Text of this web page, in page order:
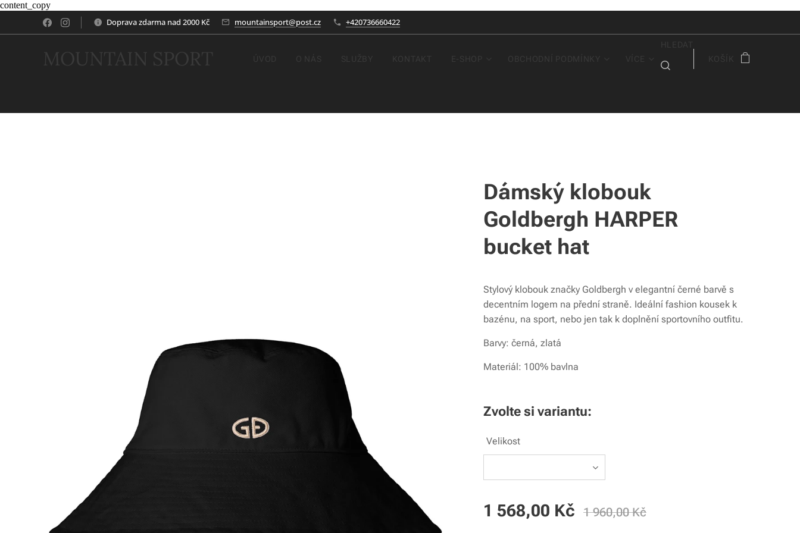
content_copy
Doprava zdarma nad 2000 Kč mountainsport@post.cz +420736660422
MOUNTAIN SPORT O NÁS KONTAKT
HLEDAT
Dámský klobouk
Goldbergh HARPER
bucket hat
Stylový klobouk značky Goldbergh v elegantní černé barvě s
decentním logem na přední straně. Ideální fashion kousek k
bazénu, na sport, nebo jen tak k doplnění sportovního outfitu.
Barvy: černá, zlatá
Materiál: 100% bavlna
Zvolte si variantu:
Velikost
1 568,00 Kč 1 960,00Kč